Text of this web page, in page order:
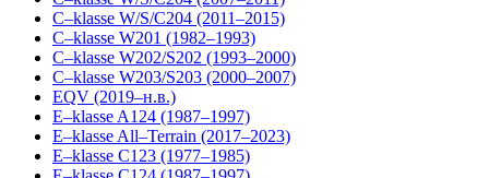
C–klasse W/S/C204 (2011–2015)
C–klasse W201 (1982–1993)
C–klasse W202/S202 (1993–2000)
C–klasse W203/S203 (2000–2007)
EQV (2019–н.в.)
E–klasse A124 (1987–1997)
E–klasse All–Terrain (2017–2023)
E–klasse C123 (1977–1985)